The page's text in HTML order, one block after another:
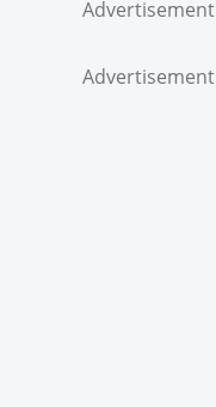
Advertisement
Advertisement